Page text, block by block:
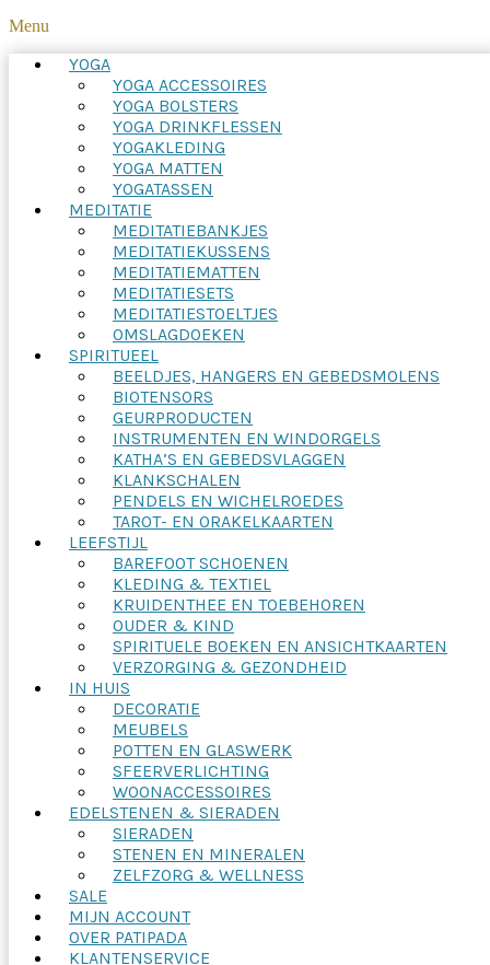
Menu
YOGA
YOGA ACCESSOIRES
YOGA BOLSTERS
YOGA DRINKFLESSEN
YOGAKLEDING
YOGA MATTEN
YOGATASSEN
MEDITATIE
MEDITATIEBANKJES
MEDITATIEKUSSENS
MEDITATIEMATTEN
MEDITATIESETS
MEDITATIESTOELTJES
OMSLAGDOEKEN
SPIRITUEEL
BEELDJES, HANGERS EN GEBEDSMOLENS
BIOTENSORS
GEURPRODUCTEN
INSTRUMENTEN EN WINDORGELS
KATHA’S EN GEBEDSVLAGGEN
KLANKSCHALEN
PENDELS EN WICHELROEDES
TAROT- EN ORAKELKAARTEN
LEEFSTIJL
BAREFOOT SCHOENEN
KLEDING & TEXTIEL
KRUIDENTHEE EN TOEBEHOREN
OUDER & KIND
SPIRITUELE BOEKEN EN ANSICHTKAARTEN
VERZORGING & GEZONDHEID
IN HUIS
DECORATIE
MEUBELS
POTTEN EN GLASWERK
SFEERVERLICHTING
WOONACCESSOIRES
EDELSTENEN & SIERADEN
SIERADEN
STENEN EN MINERALEN
ZELFZORG & WELLNESS
SALE
MIJN ACCOUNT
OVER PATIPADA
KLANTENSERVICE